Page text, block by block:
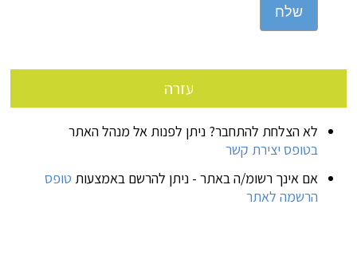
שלח
עזרה
לא הצלחת להתחבר? ניתן לפנות אל מנהל האתר
בטופס יצירת קשר
אם אינך רשומ/ה באתר - ניתן להרשם באמצעות טופס
הרשמה לאתר